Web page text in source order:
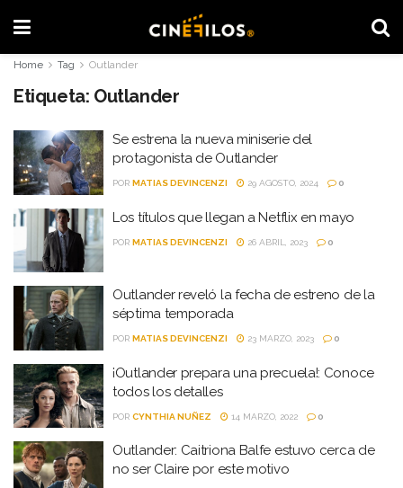
Home Tag Outlander
Etiqueta: Outlander
Se estrena la nueva miniserie del
protagonista de Outlander
POR MATIAS DEVINCENZI 29 AGOSTO, 2024 0
Los títulos que llegan a Netflix en mayo
POR MATIAS DEVINCENZI 26 ABRIL, 2023 0
Outlander reveló la fecha de estreno de la
séptima temporada
POR MATIAS DEVINCENZI 23 MARZO, 2023 0
¡Outlander prepara una precuela!: Conoce
todos los detalles
POR CYNTHIA NUÑEZ 14 MARZO, 2022 0
Outlander: Caitriona Balfe estuvo cerca de
no ser Claire por este motivo